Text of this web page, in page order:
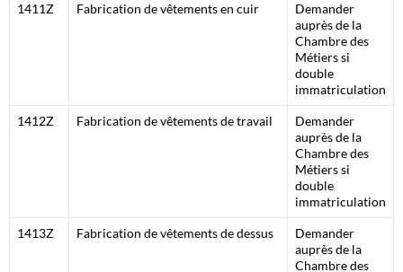
1411Z Fabrication de vêtements en cuir
Demander
auprès de la
Chambre des
Métiers si
double
immatriculation
1412Z Fabrication de vêtements de travail
Demander
auprès de la
Chambre des
Métiers si
double
immatriculation
1413Z Fabrication de vêtements de dessus
Demander
auprès de la
Chambre des